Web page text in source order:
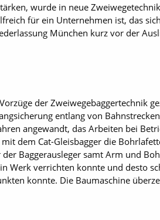
wurde in neue
für ein Unternehmen ist, das
München kurz vor der
der Zweiwegebaggertechnik
entlang von
angewandt, das Arbeiten bei
dem Cat-Gleisbagger die
Baggerausleger samt Arm und
Werk verrichten konnte und desto
konnte. Die Baumaschine